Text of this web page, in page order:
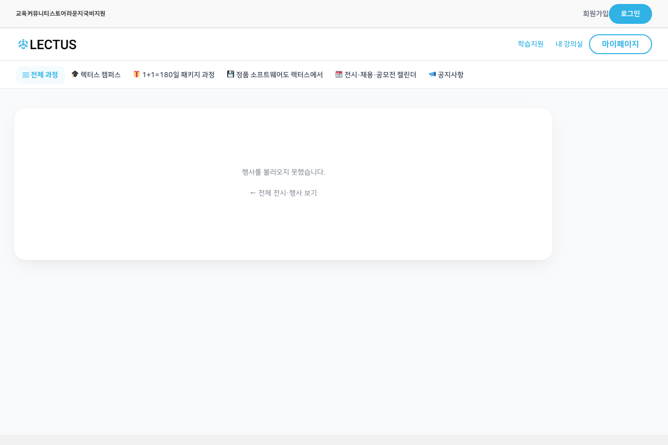
교육|커뮤니티 |스토어 |라운지 |국비지원 회원가입 로그인
학습지원 내 강의실 마이페이지
전체 과정 렉터스 캠퍼스 1+1=180일 패키지 과정 정품 소프트웨어도 렉터스에서 전시·채용·공모전 캘린더 공지사항
행사를 불러오지 못했습니다.
← 전체 전시·행사 보기